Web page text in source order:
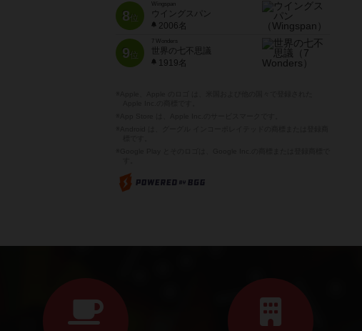
8位
Wingspan
ウイングスパン
2006名
9位
7 Wonders
世界の七不思議
1919名